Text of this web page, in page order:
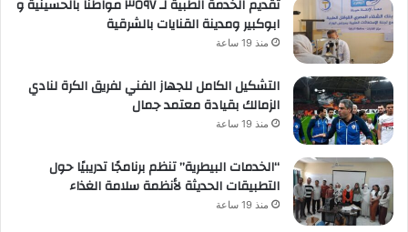
تقديم الخدمة الطبية لـ ٣٥٩٧ مواطنًا بالحسينية و
ابوكبير ومدينة القنايات بالشرقية
منذ 19 ساعة
التشكيل الكامل للجهاز الفني لفريق الكرة لنادي
الزمالك بقيادة معتمد جمال
منذ 19 ساعة
“الخدمات البيطرية” تنظم برنامجًا تدريبيًا حول
التطبيقات الحديثة لأنظمة سلامة الغذاء
منذ 19 ساعة